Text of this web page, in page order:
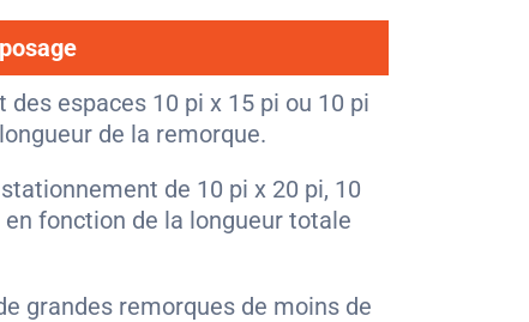
espaces 10 pi x 15 pi ou 10 pi
de la remorque.
de 10 pi x 20 pi, 10
en fonction de la longueur totale
grandes remorques de moins de